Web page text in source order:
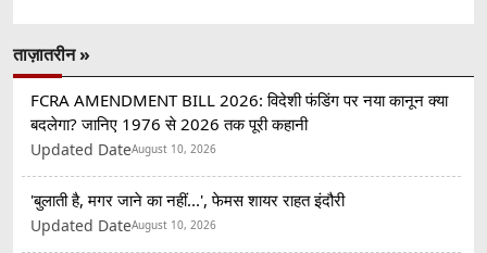
ताज़ातरीन »
FCRA AMENDMENT BILL 2026: विदेशी फंडिंग पर नया कानून क्या
बदलेगा? जानिए 1976 से 2026 तक पूरी कहानी
Updated DateAugust 10, 2026
'बुलाती है, मगर जाने का नहीं...', फेमस शायर राहत इंदौरी
Updated DateAugust 10, 2026